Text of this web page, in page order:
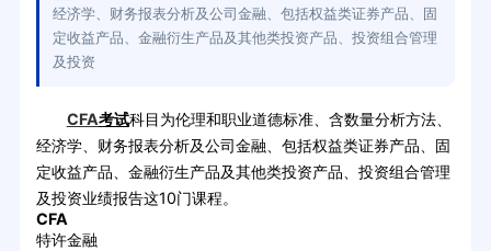
经济学、财务报表分析及公司金融、包括权益类证券产品、固
定收益产品、金融衍生产品及其他类投资产品、投资组合管理
及投资
CFA考试科目为伦理和职业道德标准、含数量分析方法、
经济学、财务报表分析及公司金融、包括权益类证券产品、固
定收益产品、金融衍生产品及其他类投资产品、投资组合管理
及投资业绩报告这10门课程。
CFA
特许金融